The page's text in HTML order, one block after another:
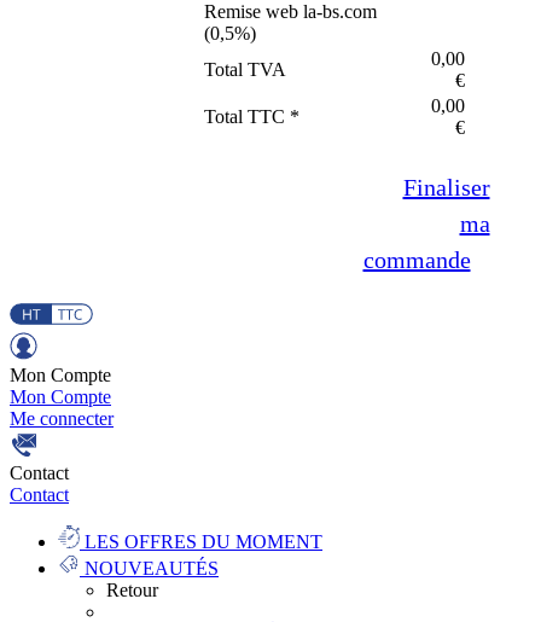
Remise web la-bs.com
(0,5%)
Total TVA
0,00
€
Total TTC *
0,00
€
Finaliser
ma
commande
Mon Compte
Mon Compte
Me connecter
Contact
Contact
LES OFFRES DU MOMENT
NOUVEAUTÉS
Retour